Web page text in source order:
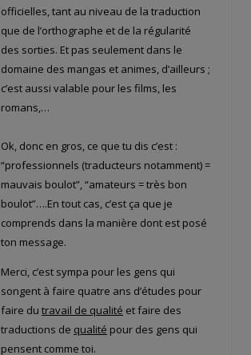
officielles, tant au niveau de la traduction
que de l’orthographe et de la régularité
des sorties. Et pas seulement dans le
domaine des mangas et animes, d’ailleurs ;
c’est aussi valable pour les films, les
romans,…
Ok, donc en gros, ce que tu dis c’est :
“professionnels (traducteurs notamment) =
mauvais boulot”, “amateurs = très bon
boulot”….En tout cas, c’est ça que je
comprends dans la manière dont est posé
ton message.
Merci, c’est sympa pour les gens qui
songent à faire quatre ans d’études pour
faire du travail de qualité et faire des
traductions de qualité pour des gens qui
pensent comme toi.